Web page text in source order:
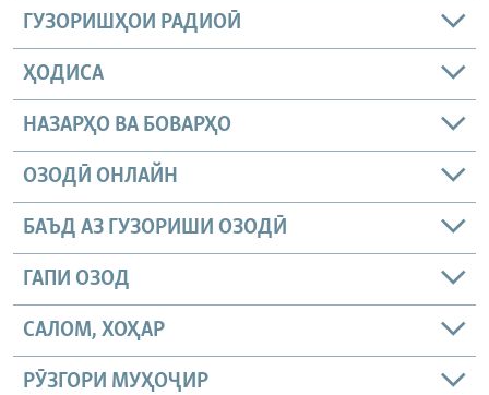
ГУЗОРИШҲОИ РАДИОӢ
ҲОДИСА
НАЗАРҲО ВА БОВАРҲО
ОЗОДӢ ОНЛАЙН
БАЪД АЗ ГУЗОРИШИ ОЗОДӢ
ГАПИ ОЗОД
САЛОМ, ХОҲАР
РӮЗГОРИ МУҲОҶИР